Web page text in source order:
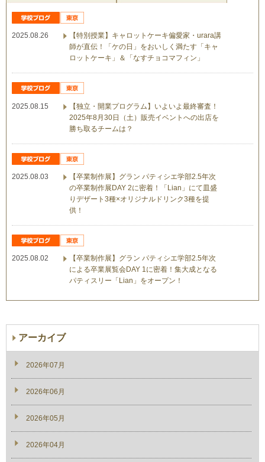
2025.08.26
【特別授業】キャロットケーキ偏愛家・urara講
師が直伝！「ケの日」をおいしく満たす「キャ
ロットケーキ」＆「なすチョコマフィン」
2025.08.15
【独立・開業プログラム】いよいよ最終審査！
2025年8月30日（土）販売イベントへの出店を
勝ち取るチームは？
2025.08.03
【卒業制作展】グラン パティシエ学部2.5年次
の卒業制作展DAY 2に密着！「Lian」にて皿盛
りデザート3種×オリジナルドリンク3種を提
供！
2025.08.02
【卒業制作展】グラン パティシエ学部2.5年次
による卒業展覧会DAY 1に密着！集大成となる
パティスリー「Lian」をオープン！
アーカイブ
2026年07月
2026年06月
2026年05月
2026年04月